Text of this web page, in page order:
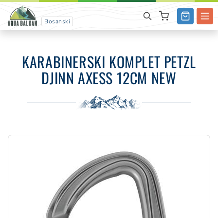
Bosanski
KARABINERSKI KOMPLET PETZL
DJINN AXESS 12CM NEW